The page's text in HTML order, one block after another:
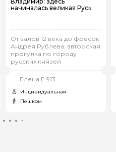
начиналась великая Русь
От валов 12 века до фресок
Андрея Рублева: авторская
прогулка по городу
русских князей
Елена.Е 913
Индивидуальная
Пешком